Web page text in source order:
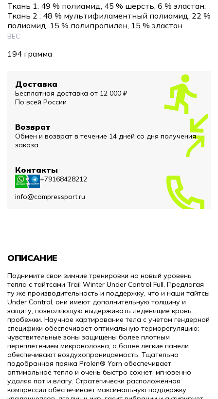
Ткань 1: 49 % полиамид, 45 % шерсть, 6 % эластан.
Ткань 2 : 48 % мультифиламентный полиамид, 22 %
полиамид, 15 % полипропилен, 15 % эластан
ВЕС
194 грамма
Доставка
Бесплатная доставка от 12 000 ₽
По всей России
Возврат
Обмен и возврат в течение 14 дней со дня получения
заказа
Контакты
+79168428212
info@compressport.ru
ОПИСАНИЕ
Поднимите свои зимние тренировки на новый уровень
тепла с тайтсами Trail Winter Under Control Full. Предлагая
ту же производительность и поддержку, что и наши тайтсы
Under Control, они имеют дополнительную толщину и
защиту, позволяющую выдерживать леденящие кровь
пробежки. Научное картирование тела с учетом гендерной
специфики обеспечивает оптимальную терморегуляцию:
чувствительные зоны защищены более плотным
переплетением микроволокна, а более легкие панели
обеспечивают воздухопроницаемость. Тщательно
подобранная пряжа Prolen® Yarn обеспечивает
оптимальное тепло и очень быстро сохнет, мгновенно
удаляя пот и влагу. Стратегически расположенная
компрессия обеспечивает максимальную поддержку